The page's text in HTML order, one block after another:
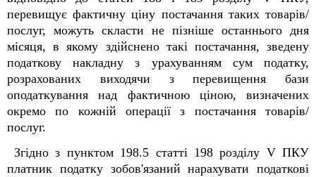
перевищує фактичну ціну постачання таких товарів/
послуг, можуть скласти не пізніше останнього дня
місяця, в якому здійснено такі постачання, зведену
податкову накладну з урахуванням сум податку,
розрахованих виходячи з перевищення бази
оподаткування над фактичною ціною, визначених
окремо по кожній операції з постачання товарів/
послуг.
Згідно з пунктом 198.5 статті 198 розділу V ПКУ
платник податку зобов'язаний нарахувати податкові